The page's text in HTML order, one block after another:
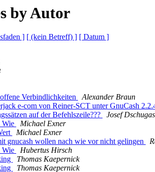
by Autor
] [ (kein Betreff) ] [ Datum ]
Verbindlichkeiten
Alexander Braun
e-com von Reiner-SCT unter GnuCash
auf der Befehlszeile???
Josef
Wie
Michael Exner
Michael Exner
gnucash wollen nach wie vor nicht gelingen
Wie
Hubertus Hirsch
Thomas Kaepernick
Thomas Kaepernick